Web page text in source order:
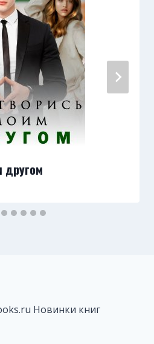
другом
Новинки книг